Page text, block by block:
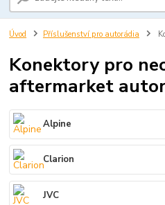
Úvod Příslušenství pro autorádia
Konektory pro
aftermarket
Alpine
Clarion
JVC